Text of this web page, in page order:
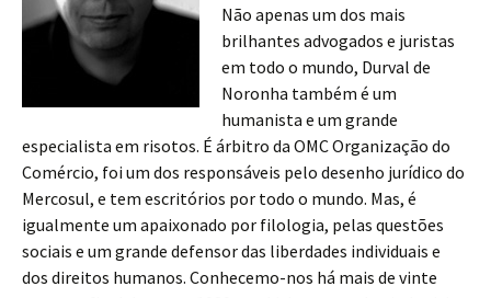
Não apenas um dos mais
brilhantes advogados e juristas
em todo o mundo, Durval de
Noronha também é um
humanista e um grande
especialista em risotos. É árbitro da OMC Organização do
Comércio, foi um dos responsáveis pelo desenho jurídico do
Mercosul, e tem escritórios por todo o mundo. Mas, é
igualmente um apaixonado por filologia, pelas questões
sociais e um grande defensor das liberdades individuais e
dos direitos humanos. Conhecemo-nos há mais de vinte